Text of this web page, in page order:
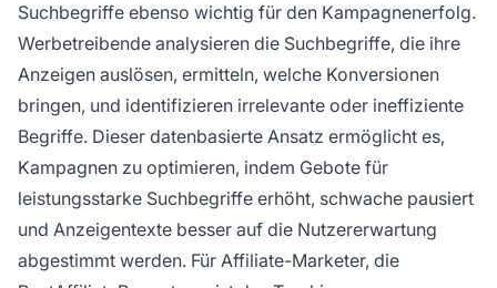
Suchbegriffe ebenso wichtig für den Kampagnenerfolg.
Werbetreibende analysieren die Suchbegriffe, die ihre
Anzeigen auslösen, ermitteln, welche Konversionen
bringen, und identifizieren irrelevante oder ineffiziente
Begriffe. Dieser datenbasierte Ansatz ermöglicht es,
Kampagnen zu optimieren, indem Gebote für
leistungsstarke Suchbegriffe erhöht, schwache pausiert
und Anzeigentexte besser auf die Nutzererwartung
abgestimmt werden. Für Affiliate-Marketer, die